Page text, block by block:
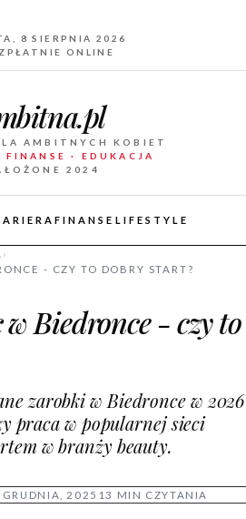
8 SIERPNIA 2026
ONLINE
AMBITNYCH KOBIET
FINANSE · EDUKACJA
2024
FINANSE LIFESTYLE
›
- CZY TO DOBRY START?
w Biedronce - czy to
zarobki w Biedronce w 2026
praca w popularnej sieci
w branży beauty.
GRUDNIA, 2025 13 MIN CZYTANIA